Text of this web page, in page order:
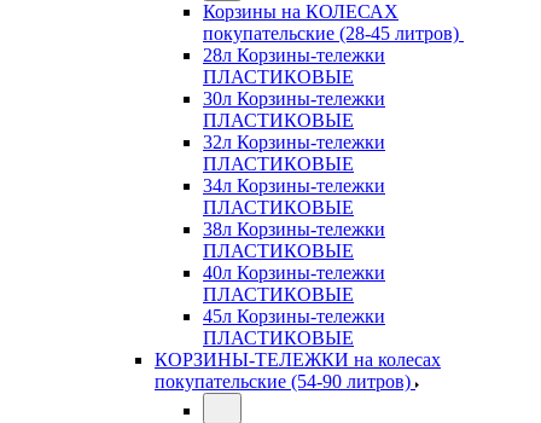
Корзины на КОЛЕСАХ
покупательские (28-45 литров)
28л Корзины-тележки
ПЛАСТИКОВЫЕ
30л Корзины-тележки
ПЛАСТИКОВЫЕ
32л Корзины-тележки
ПЛАСТИКОВЫЕ
34л Корзины-тележки
ПЛАСТИКОВЫЕ
38л Корзины-тележки
ПЛАСТИКОВЫЕ
40л Корзины-тележки
ПЛАСТИКОВЫЕ
45л Корзины-тележки
ПЛАСТИКОВЫЕ
КОРЗИНЫ-ТЕЛЕЖКИ на колесах
покупательские (54-90 литров)